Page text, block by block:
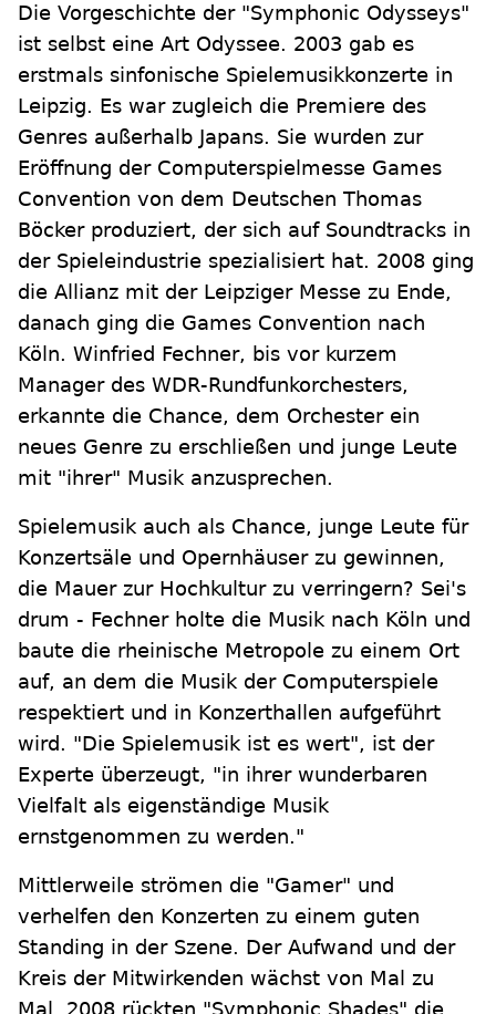
Die Vorgeschichte der "Symphonic Odysseys"
ist selbst eine Art Odyssee. 2003 gab es
erstmals sinfonische Spielemusikkonzerte in
Leipzig. Es war zugleich die Premiere des
Genres außerhalb Japans. Sie wurden zur
Eröffnung der Computerspielmesse Games
Convention von dem Deutschen Thomas
Böcker produziert, der sich auf Soundtracks in
der Spieleindustrie spezialisiert hat. 2008 ging
die Allianz mit der Leipziger Messe zu Ende,
danach ging die Games Convention nach
Köln. Winfried Fechner, bis vor kurzem
Manager des WDR-Rundfunkorchesters,
erkannte die Chance, dem Orchester ein
neues Genre zu erschließen und junge Leute
mit "ihrer" Musik anzusprechen.
Spielemusik auch als Chance, junge Leute für
Konzertsäle und Opernhäuser zu gewinnen,
die Mauer zur Hochkultur zu verringern? Sei's
drum - Fechner holte die Musik nach Köln und
baute die rheinische Metropole zu einem Ort
auf, an dem die Musik der Computerspiele
respektiert und in Konzerthallen aufgeführt
wird. "Die Spielemusik ist es wert", ist der
Experte überzeugt, "in ihrer wunderbaren
Vielfalt als eigenständige Musik
ernstgenommen zu werden."
Mittlerweile strömen die "Gamer" und
verhelfen den Konzerten zu einem guten
Standing in der Szene. Der Aufwand und der
Kreis der Mitwirkenden wächst von Mal zu
Mal. 2008 rückten "Symphonic Shades" die